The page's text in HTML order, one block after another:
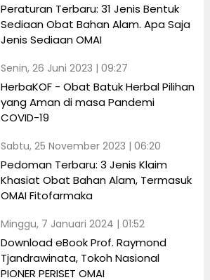
Peraturan Terbaru: 31 Jenis Bentuk
Sediaan Obat Bahan Alam. Apa Saja
Jenis Sediaan OMAI
Senin, 26 Juni 2023 | 09:27
HerbaKOF - Obat Batuk Herbal Pilihan
yang Aman di masa Pandemi
COVID-19
Sabtu, 25 November 2023 | 06:20
Pedoman Terbaru: 3 Jenis Klaim
Khasiat Obat Bahan Alam, Termasuk
OMAI Fitofarmaka
Minggu, 7 Januari 2024 | 01:52
Download eBook Prof. Raymond
Tjandrawinata, Tokoh Nasional
PIONER PERISET OMAI